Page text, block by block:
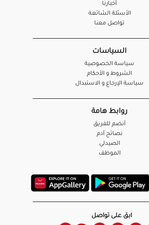
أخبارنا
الأسئلة الشائعة
تواصل معنا
السياسات
سياسة الخصوصية
الشروط و الأحكام
سياسة الإرجاع و الاستبدال
روابط هامة
أنضم للفريق
نصائح آدم
الصيدلي
الموظف
ابق على تواصل